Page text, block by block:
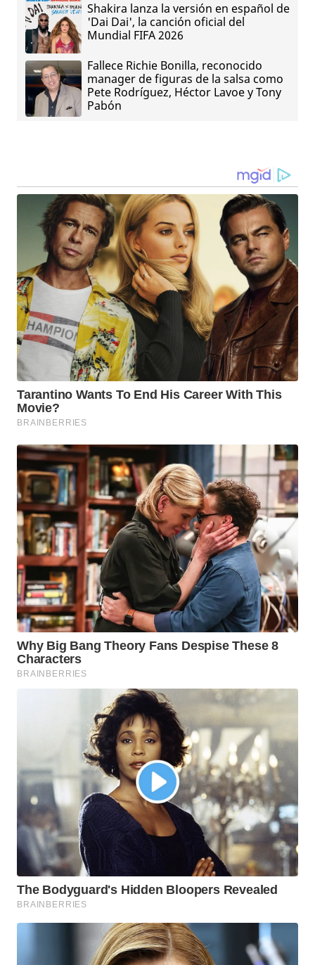
Shakira lanza la versión en español de
'Dai Dai', la canción oficial del
Mundial FIFA 2026
Fallece Richie Bonilla, reconocido
manager de figuras de la salsa como
Pete Rodríguez, Héctor Lavoe y Tony
Pabón